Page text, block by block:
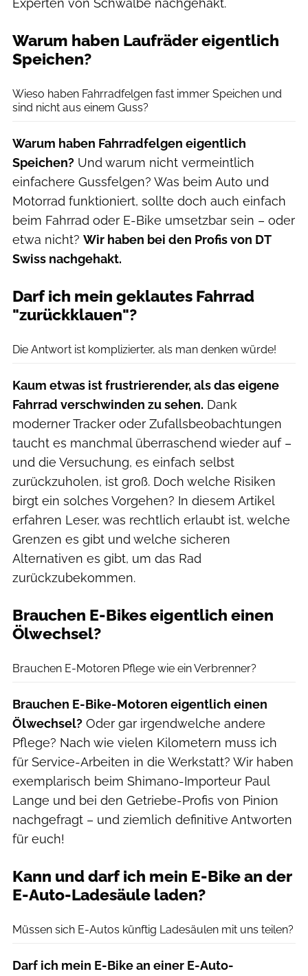
Experten von Schwalbe nachgehakt.
Warum haben Laufräder eigentlich
Speichen?
Wieso haben Fahrradfelgen fast immer Speichen und
sind nicht aus einem Guss?
Warum haben Fahrradfelgen eigentlich
Speichen? Und warum nicht vermeintlich
einfachere Gussfelgen? Was beim Auto und
Motorrad funktioniert, sollte doch auch einfach
beim Fahrrad oder E-Bike umsetzbar sein – oder
etwa nicht? Wir haben bei den Profis von DT
Swiss nachgehakt.
Darf ich mein geklautes Fahrrad
"zurückklauen"?
Die Antwort ist komplizierter, als man denken würde!
Kaum etwas ist frustrierender, als das eigene
Fahrrad verschwinden zu sehen. Dank
moderner Tracker oder Zufallsbeobachtungen
taucht es manchmal überraschend wieder auf –
und die Versuchung, es einfach selbst
zurückzuholen, ist groß. Doch welche Risiken
birgt ein solches Vorgehen? In diesem Artikel
erfahren Leser, was rechtlich erlaubt ist, welche
Grenzen es gibt und welche sicheren
Alternativen es gibt, um das Rad
zurückzubekommen.
Brauchen E-Bikes eigentlich einen
Ölwechsel?
Brauchen E-Motoren Pflege wie ein Verbrenner?
Brauchen E-Bike-Motoren eigentlich einen
Ölwechsel? Oder gar irgendwelche andere
Pflege? Nach wie vielen Kilometern muss ich
für Service-Arbeiten in die Werkstatt? Wir haben
exemplarisch beim Shimano-Importeur Paul
Lange und bei den Getriebe-Profis von Pinion
nachgefragt – und ziemlich definitive Antworten
für euch!
Kann und darf ich mein E-Bike an der
E-Auto-Ladesäule laden?
Müssen sich E-Autos künftig Ladesäulen mit uns teilen?
Darf ich mein E-Bike an einer E-Auto-